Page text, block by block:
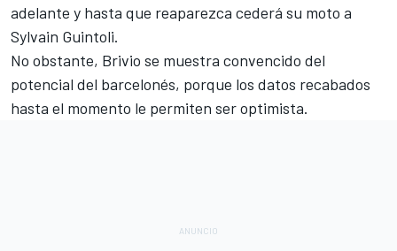
adelante y hasta que reaparezca cederá su moto a
Sylvain Guintoli.
No obstante, Brivio se muestra convencido del
potencial del barcelonés, porque los datos recabados
hasta el momento le permiten ser optimista.